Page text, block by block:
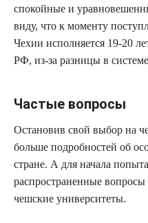
спокойные и
виду, что к моменту
Чехии исполняется 19-20
РФ, из-за разницы в
Частые вопросы
Остановив свой выбор на
больше подробностей об
стране. А для начала
распространенные
чешские университеты.